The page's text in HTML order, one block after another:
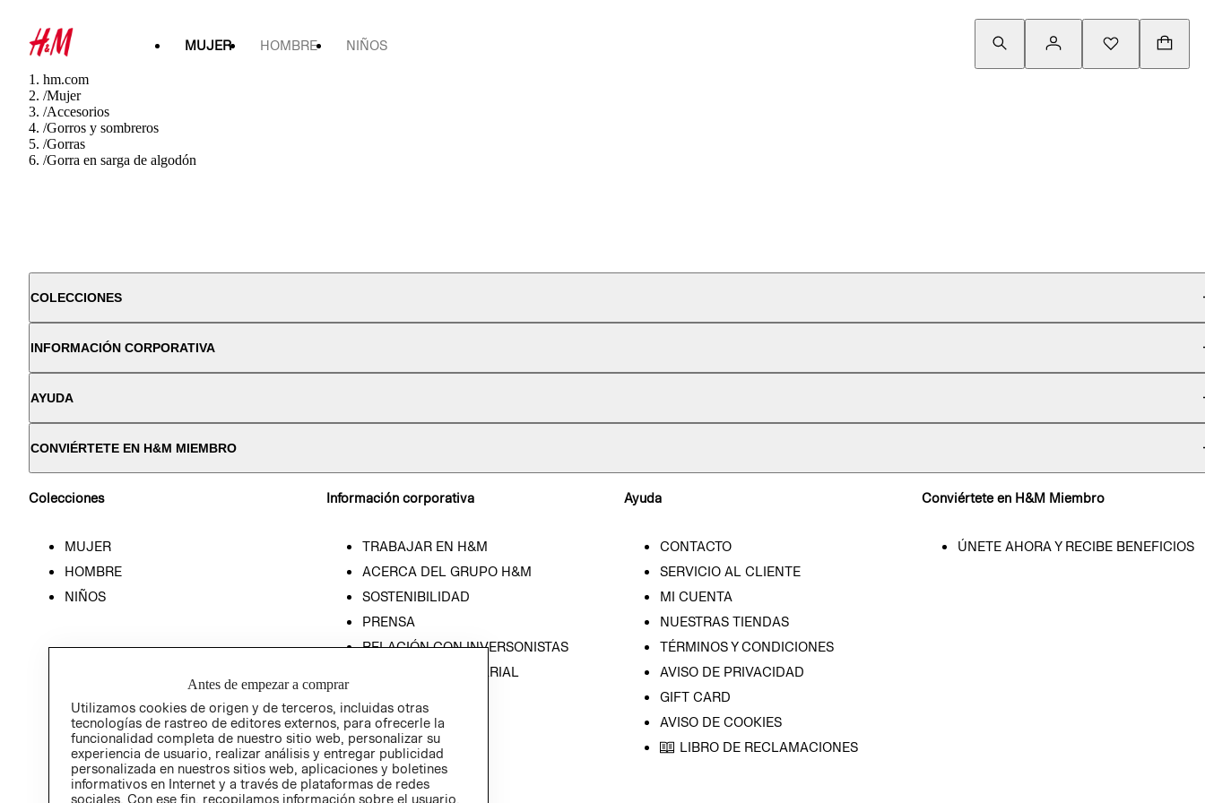
MUJER HOMBRE NIÑOS
hm.com
/Mujer
/Accesorios
/Gorros y sombreros
/Gorras
/Gorra en sarga de algodón
COLECCIONES
INFORMACIÓN CORPORATIVA
AYUDA
CONVIÉRTETE EN H&M MIEMBRO
Colecciones
MUJER
HOMBRE
NIÑOS
Información corporativa
TRABAJAR EN H&M
ACERCA DEL GRUPO H&M
SOSTENIBILIDAD
PRENSA
RELACIÓN CON INVERSONISTAS
POLÍTICA EMPRESARIAL
Ayuda
CONTACTO
SERVICIO AL CLIENTE
MI CUENTA
NUESTRAS TIENDAS
TÉRMINOS Y CONDICIONES
AVISO DE PRIVACIDAD
GIFT CARD
AVISO DE COOKIES
LIBRO DE RECLAMACIONES
Conviértete en H&M Miembro
ÚNETE AHORA Y RECIBE BENEFICIOS
Antes de empezar a comprar
Utilizamos cookies de origen y de terceros, incluidas otras
tecnologías de rastreo de editores externos, para ofrecerle la
funcionalidad completa de nuestro sitio web, personalizar su
experiencia de usuario, realizar análisis y entregar publicidad
personalizada en nuestros sitios web, aplicaciones y boletines
informativos en Internet y a través de plataformas de redes
sociales. Con ese fin, recopilamos información sobre el usuario,